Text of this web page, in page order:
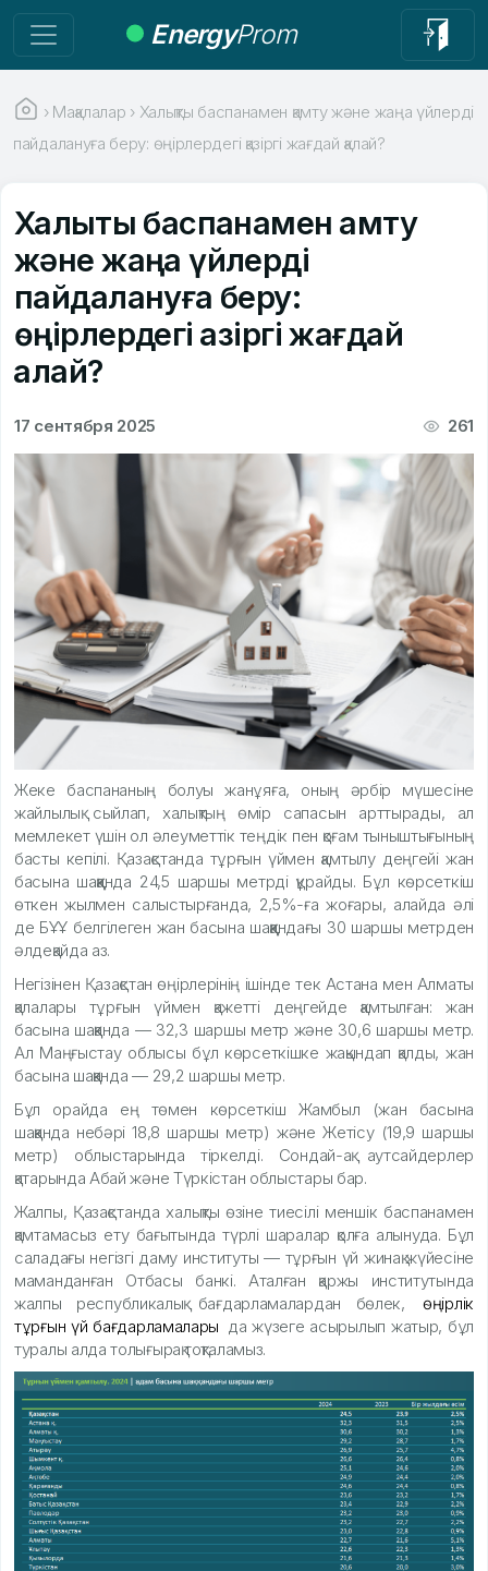
EnergyProm
› Мақалалар › Халықты баспанамен қамту және жаңа үйлерді
пайдалануға беру: өңірлердегі қазіргі жағдай қалай?
Халықты баспанамен қамту
және жаңа үйлерді
пайдалануға беру:
өңірлердегі қазіргі жағдай
қалай?
17 сентября 2025 261
Жеке баспананың болуы жанұяға, оның әрбір мүшесіне
жайлылық сыйлап, халықтың өмір сапасын арттырады, ал
мемлекет үшін ол әлеуметтік теңдік пен қоғам тыныштығының
басты кепілі. Қазақстанда тұрғын үймен қамтылу деңгейі жан
басына шаққанда 24,5 шаршы метрді құрайды. Бұл көрсеткіш
өткен жылмен салыстырғанда, 2,5%-ға жоғары, алайда әлі
де БҰҰ белгілеген жан басына шаққандағы 30 шаршы метрден
әлдеқайда аз.
Негізінен Қазақстан өңірлерінің ішінде тек Астана мен Алматы
қалалары тұрғын үймен қажетті деңгейде қамтылған: жан
басына шаққанда — 32,3 шаршы метр және 30,6 шаршы метр.
Ал Маңғыстау облысы бұл көрсеткішке жақындап қалды, жан
басына шаққанда — 29,2 шаршы метр.
Бұл орайда ең төмен көрсеткіш Жамбыл (жан басына
шаққанда небәрі 18,8 шаршы метр) және Жетісу (19,9 шаршы
метр) облыстарында тіркелді. Сондай-ақ аутсайдерлер
қатарында Абай және Түркістан облыстары бар.
Жалпы, Қазақстанда халықты өзіне тиесілі меншік баспанамен
қамтамасыз ету бағытында түрлі шаралар қолға алынуда. Бұл
саладағы негізгі даму институты — тұрғын үй жинақ жүйесіне
маманданған Отбасы банкі. Аталған қаржы институтында
жалпы республикалық бағдарламалардан бөлек,
өңірлік
тұрғын үй бағдарламалары да жүзеге асырылып жатыр, бұл
туралы алда толығырақ тоқталамыз.